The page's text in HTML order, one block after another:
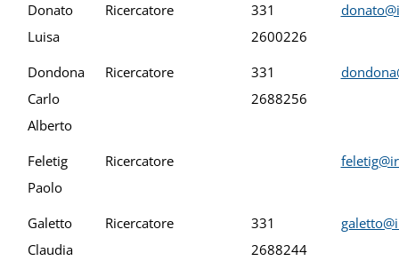
Donato
Luisa
Ricercatore
331
2600226
Dondona
Carlo
Alberto
Ricercatore
331
2688256
Feletig
Paolo
Ricercatore
Galetto
Claudia
Ricercatore
331
2688244